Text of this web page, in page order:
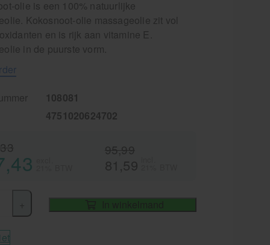
olie is een 100% natuurlijke
Kokosnoot-olie massageolie zit vol
en is rijk aan vitamine E.
in de puurste vorm.
108081
4751020624702
95,99
81,59
In winkelmand